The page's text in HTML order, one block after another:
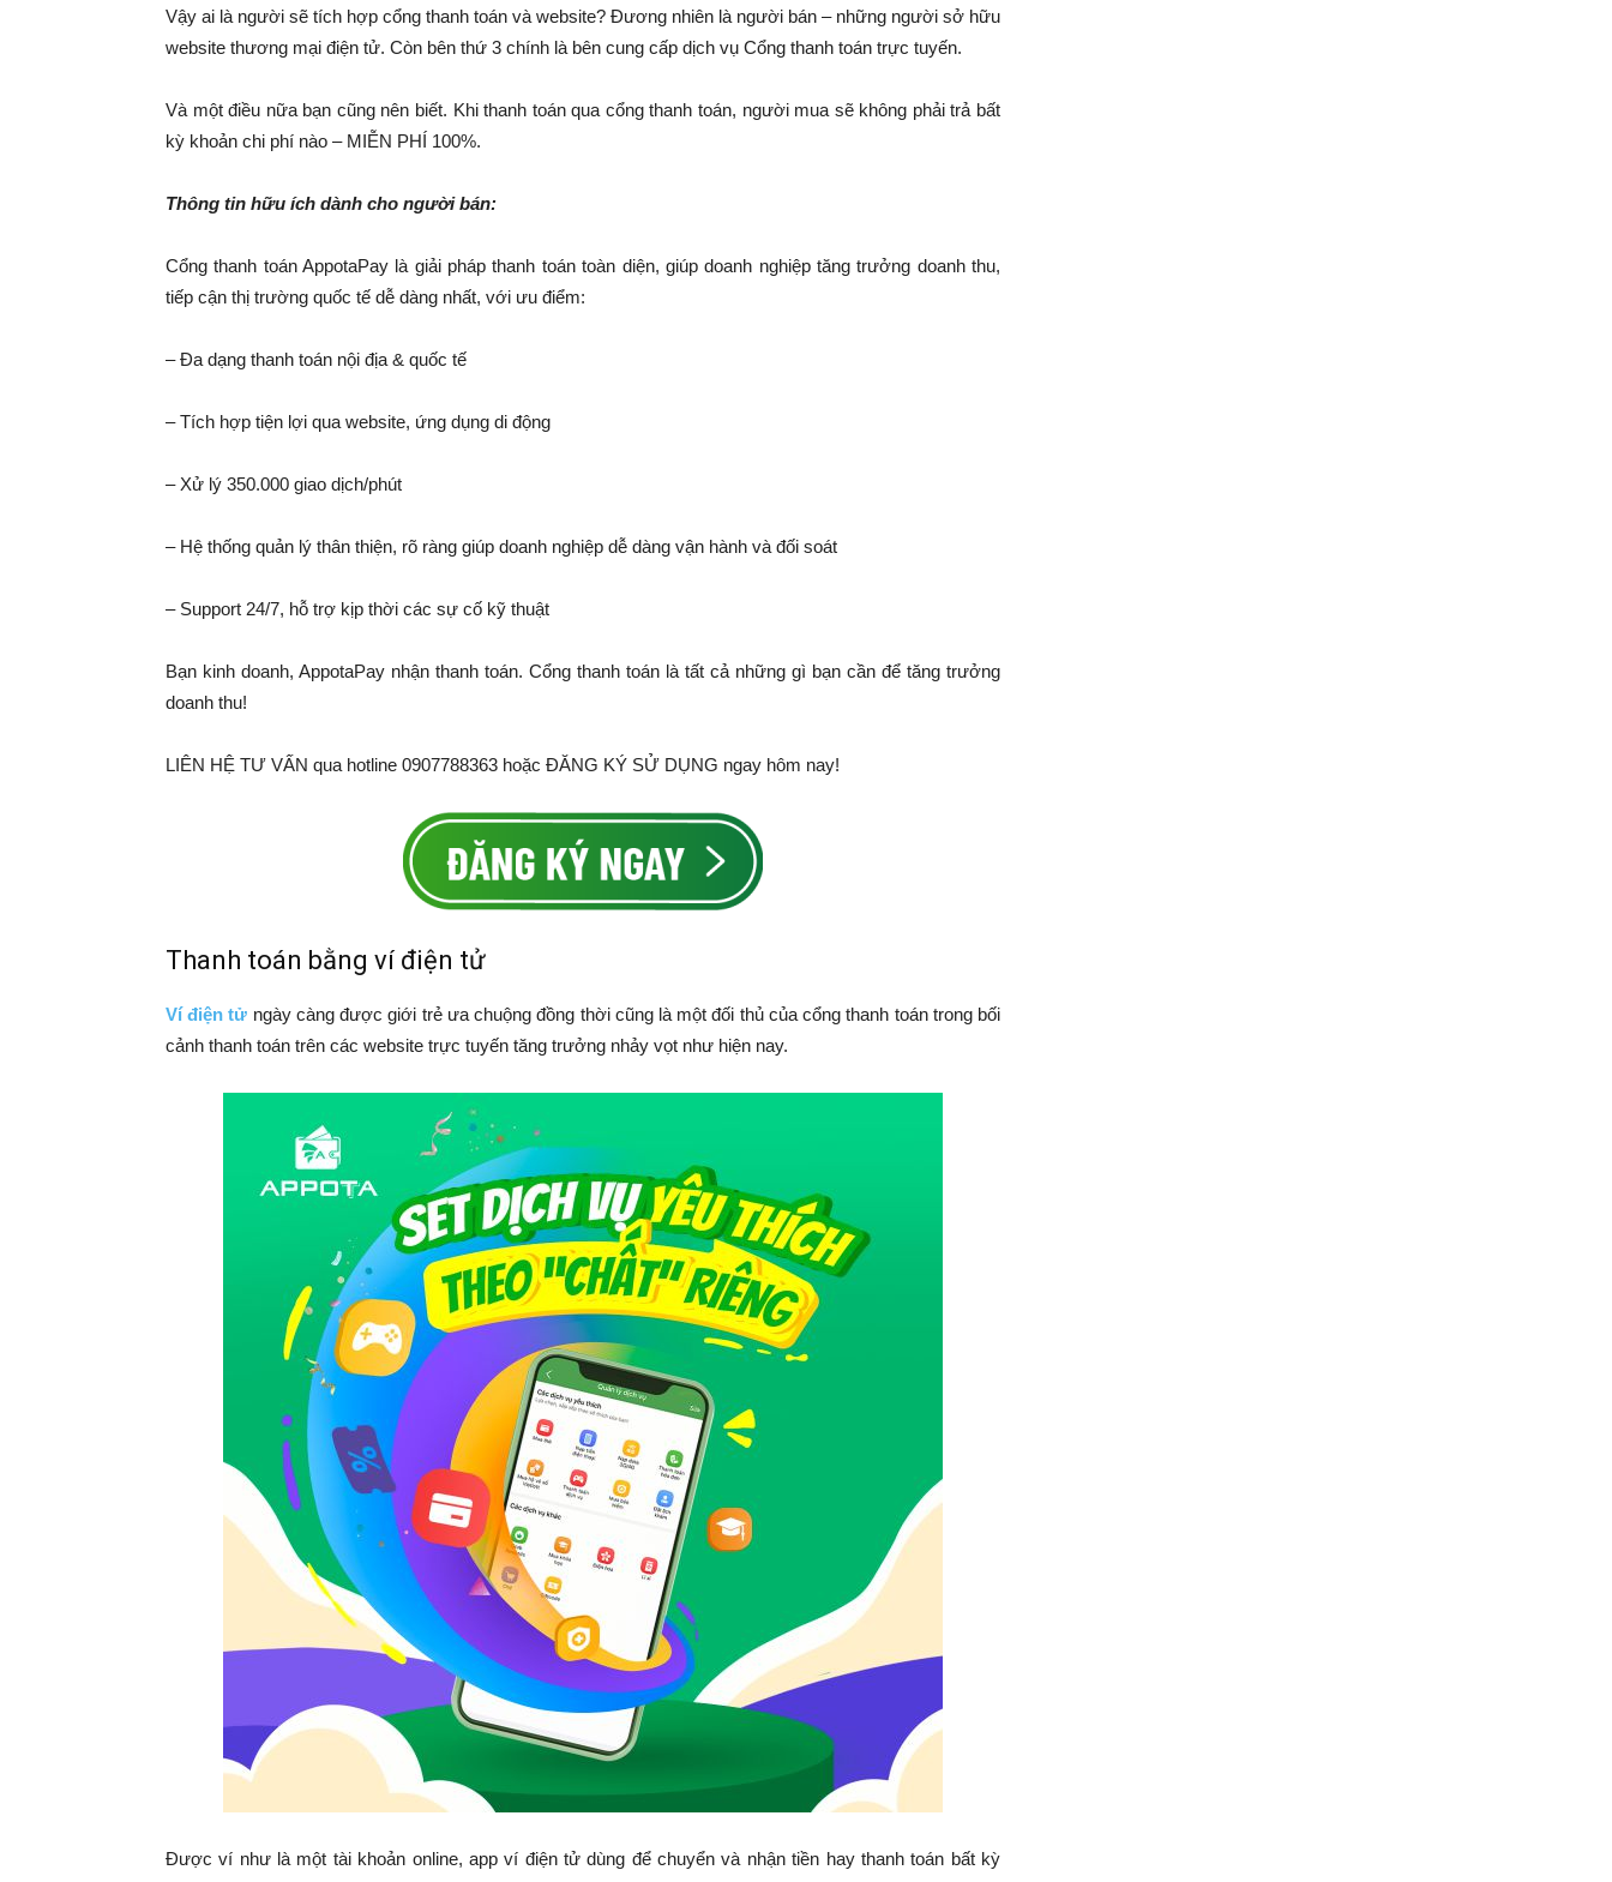
Vậy ai là người sẽ tích hợp cổng thanh toán và website? Đương nhiên là người bán – những người sở hữu
website thương mại điện tử. Còn bên thứ 3 chính là bên cung cấp dịch vụ Cổng thanh toán trực tuyến.
Và một điều nữa bạn cũng nên biết. Khi thanh toán qua cổng thanh toán, người mua sẽ không phải trả bất
kỳ khoản chi phí nào – MIỄN PHÍ 100%.
Thông tin hữu ích dành cho người bán:
Cổng thanh toán AppotaPay là giải pháp thanh toán toàn diện, giúp doanh nghiệp tăng trưởng doanh thu,
tiếp cận thị trường quốc tế dễ dàng nhất, với ưu điểm:
– Đa dạng thanh toán nội địa & quốc tế
– Tích hợp tiện lợi qua website, ứng dụng di động
– Xử lý 350.000 giao dịch/phút
– Hệ thống quản lý thân thiện, rõ ràng giúp doanh nghiệp dễ dàng vận hành và đối soát
– Support 24/7, hỗ trợ kịp thời các sự cố kỹ thuật
Bạn kinh doanh, AppotaPay nhận thanh toán. Cổng thanh toán là tất cả những gì bạn cần để tăng trưởng
doanh thu!
LIÊN HỆ TƯ VẤN qua hotline 0907788363 hoặc ĐĂNG KÝ SỬ DỤNG ngay hôm nay!
Thanh toán bằng ví điện tử
Ví điện tử ngày càng được giới trẻ ưa chuộng đồng thời cũng là một đối thủ của cổng thanh toán trong bối
cảnh thanh toán trên các website trực tuyến tăng trưởng nhảy vọt như hiện nay.
Được ví như là một tài khoản online, app ví điện tử dùng để chuyển và nhận tiền hay thanh toán bất kỳ